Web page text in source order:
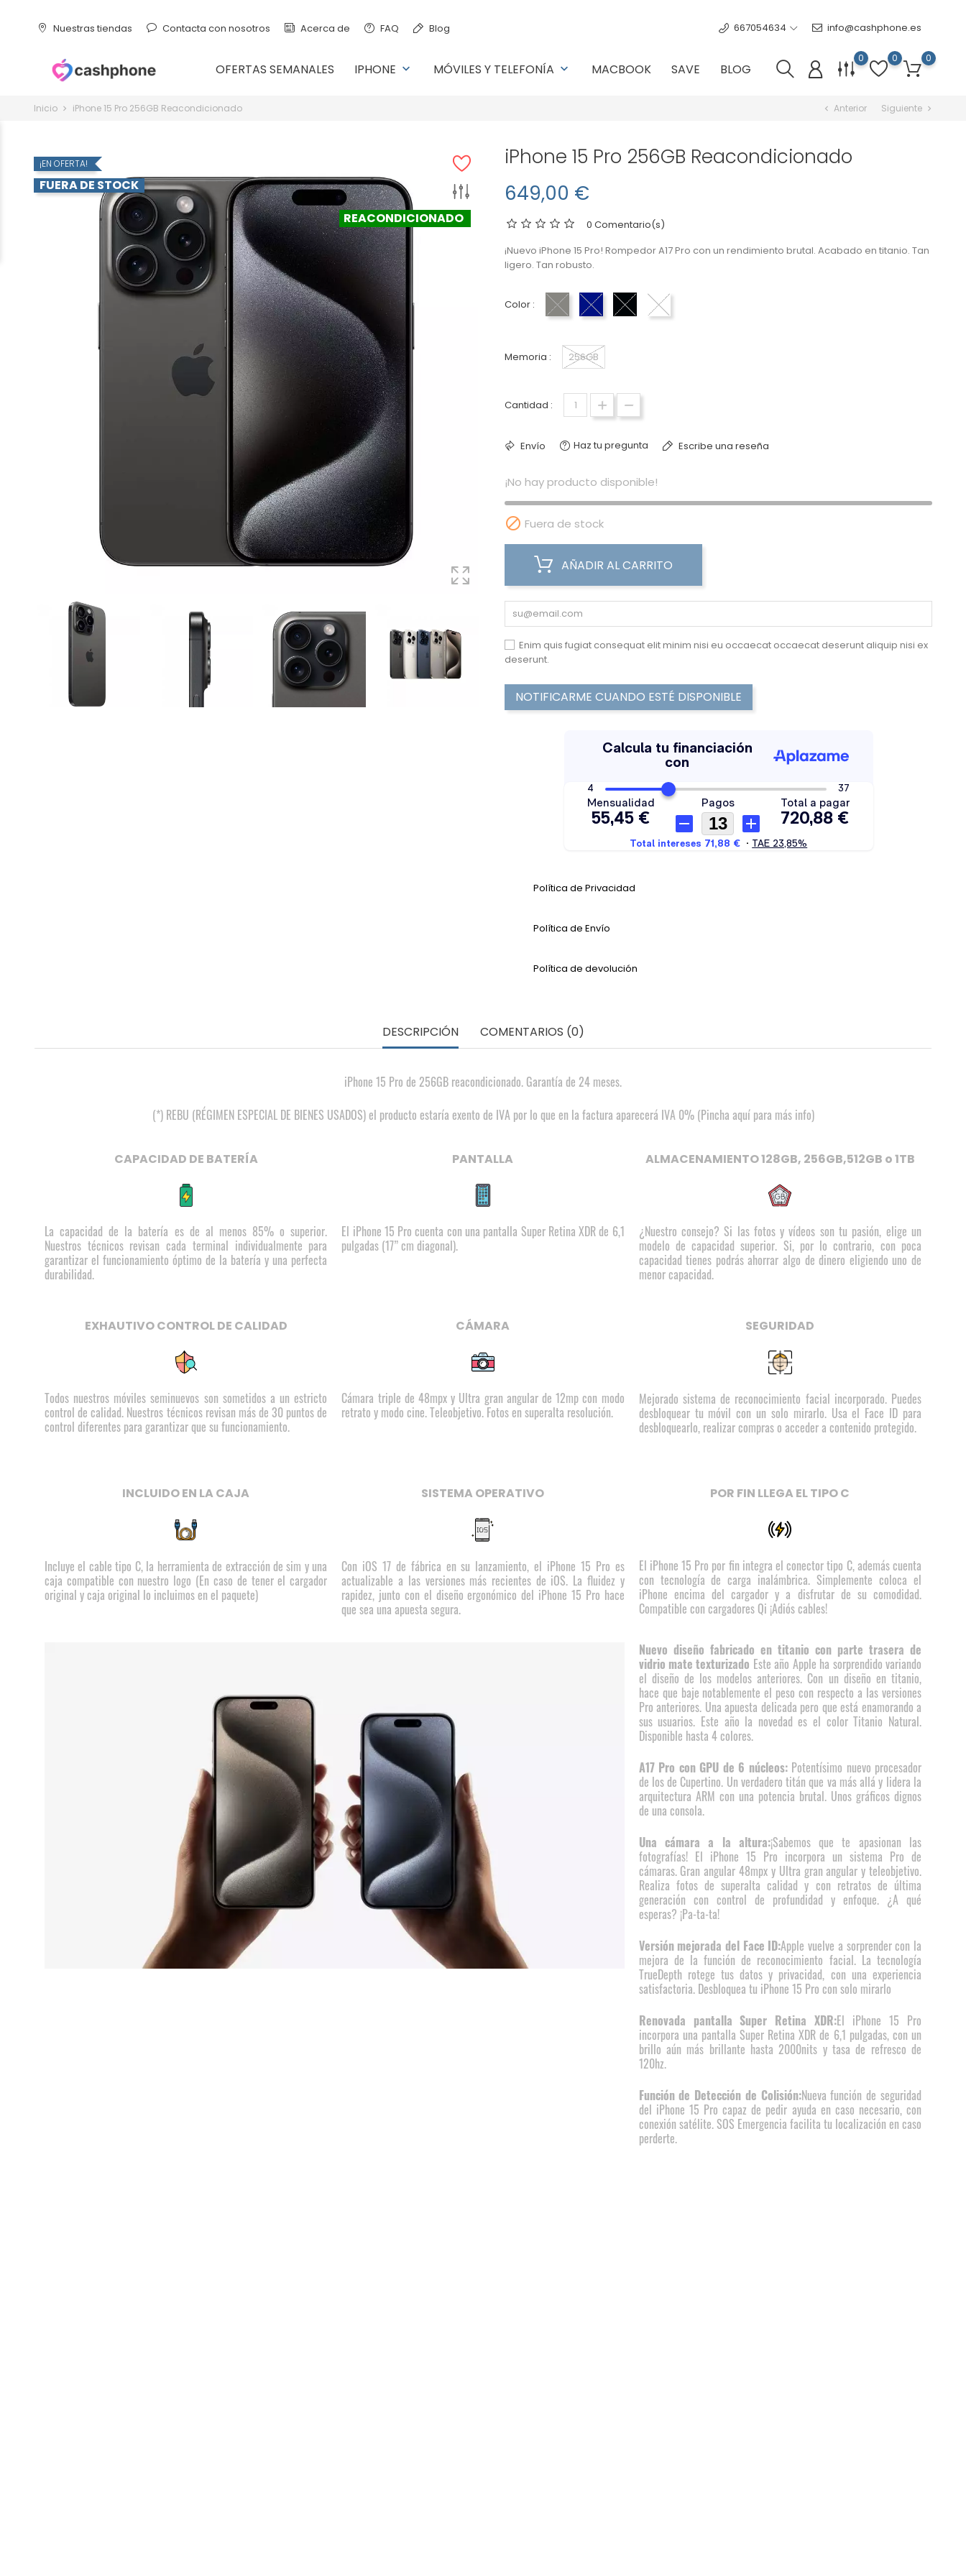
Nuestras tiendas Contacta con nosotros Acerca de FAQ Blog 667054634 info@cashphone.es
OFERTAS SEMANALES IPHONE keyboard_arrow_down MÓVILES Y TELEFONÍA keyboard_arrow_down MACBOOK SAVE BLOG
0
0
0
Inicio iPhone 15 Pro 256GB Reacondicionado chevron_left Anterior Siguiente chevron_right
¡EN OFERTA!
FUERA DE STOCK
REACONDICIONADO
iPhone 15 Pro 256GB Reacondicionado
649,00 €
0 Comentario(s)
¡Nuevo iPhone 15 Pro! Rompedor A17 Pro con un rendimiento brutal. Acabado en titanio. Tan
ligero. Tan robusto.
Color : Titanio Natural
Titanio AzulTitanio NegroTitanio Blanco
Memoria : 256GB
Cantidad :
Envío Haz tu pregunta Escribe una reseña
¡No hay producto disponible!
 Fuera de stock
AÑADIR AL CARRITO
Enim quis fugiat consequat elit minim nisi eu occaecat occaecat deserunt aliquip nisi ex
deserunt.
NOTIFICARME CUANDO ESTÉ DISPONIBLE
Política de Privacidad
Política de Envío
Política de devolución
DESCRIPCIÓN COMENTARIOS (0)
iPhone 15 Pro de 256GB reacondicionado. Garantía de 24 meses.
(*) REBU (RÉGIMEN ESPECIAL DE BIENES USADOS) el producto estaría exento de IVA por lo que en la factura aparecerá IVA 0% (Pincha aquí para más info)
CAPACIDAD DE BATERÍA
La capacidad de la batería es de al menos 85% o superior.
Nuestros técnicos revisan cada terminal individualmente para
garantizar el funcionamiento óptimo de la batería y una perfecta
durabilidad.
PANTALLA
El iPhone 15 Pro cuenta con una pantalla Super Retina XDR de 6,1
pulgadas (17” cm diagonal).
ALMACENAMIENTO 128GB, 256GB,512GB o 1TB
¿Nuestro consejo? Si las fotos y vídeos son tu pasión, elige un
modelo de capacidad superior. Si, por lo contrario, con poca
capacidad tienes podrás ahorrar algo de dinero eligiendo uno de
menor capacidad.
EXHAUTIVO CONTROL DE CALIDAD
Todos nuestros móviles seminuevos son sometidos a un estricto
control de calidad. Nuestros técnicos revisan más de 30 puntos de
control diferentes para garantizar que su funcionamiento.
CÁMARA
Cámara triple de 48mpx y Ultra gran angular de 12mp con modo
retrato y modo cine. Teleobjetivo. Fotos en superalta resolución.
SEGURIDAD
Mejorado sistema de reconocimiento facial incorporado. Puedes
desbloquear tu móvil con un solo mirarlo. Usa el Face ID para
desbloquearlo, realizar compras o acceder a contenido protegido.
INCLUIDO EN LA CAJA
Incluye el cable tipo C, la herramienta de extracción de sim y una
caja compatible con nuestro logo (En caso de tener el cargador
original y caja original lo incluimos en el paquete)
SISTEMA OPERATIVO
Con iOS 17 de fábrica en su lanzamiento, el iPhone 15 Pro es
actualizable a las versiones más recientes de iOS. La fluidez y
rapidez, junto con el diseño ergonómico del iPhone 15 Pro hace
que sea una apuesta segura.
POR FIN LLEGA EL TIPO C
El iPhone 15 Pro por fin integra el conector tipo C, además cuenta
con tecnología de carga inalámbrica. Simplemente coloca el
iPhone encima del cargador y a disfrutar de su comodidad.
Compatible con cargadores Qi ¡Adiós cables!
Nuevo diseño fabricado en titanio con parte trasera de
vidrio mate texturizado Este año Apple ha sorprendido variando
el diseño de los modelos anteriores. Con un diseño en titanio,
hace que baje notablemente el peso con respecto a las versiones
Pro anteriores. Una apuesta delicada pero que está enamorando a
sus usuarios. Este año la novedad es el color Titanio Natural.
Disponible hasta 4 colores.
A17 Pro con GPU de 6 núcleos:Potentísimo nuevo procesador
de los de Cupertino. Un verdadero titán que va más allá y lidera la
arquitectura ARM con una potencia brutal. Unos gráficos dignos
de una consola.
Una cámara a la altura:¡Sabemos que te apasionan las
fotografías! El iPhone 15 Pro incorpora un sistema Pro de
cámaras. Gran angular 48mpx y Ultra gran angular y teleobjetivo.
Realiza fotos de superalta calidad y con retratos de última
generación con control de profundidad y enfoque. ¿A qué
esperas? ¡Pa-ta-ta!
Versión mejorada del Face ID:Apple vuelve a sorprender con la
mejora de la función de reconocimiento facial. La tecnología
TrueDepth rotege tus datos y privacidad, con una experiencia
satisfactoria. Desbloquea tu iPhone 15 Pro con solo mirarlo
Renovada pantalla Super Retina XDR:El iPhone 15 Pro
incorpora una pantalla Super Retina XDR de 6,1 pulgadas, con un
brillo aún más brillante hasta 2000nits y tasa de refresco de
120hz.
Función de Detección de Colisión:Nueva función de seguridad
del iPhone 15 Pro capaz de pedir ayuda en caso necesario, con
conexión satélite. SOS Emergencia facilita tu localización en caso
perderte.